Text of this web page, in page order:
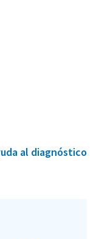
al diagnóstico